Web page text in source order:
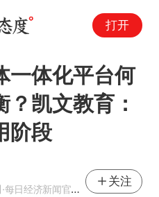
打开
一体化平台何
凯文教育：
阶段
·每日经济新闻官方网易号
关注